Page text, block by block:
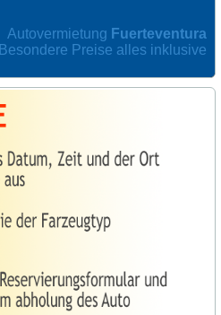
Autovermietung Fuerteventura
Besondere Preise alles inklusive